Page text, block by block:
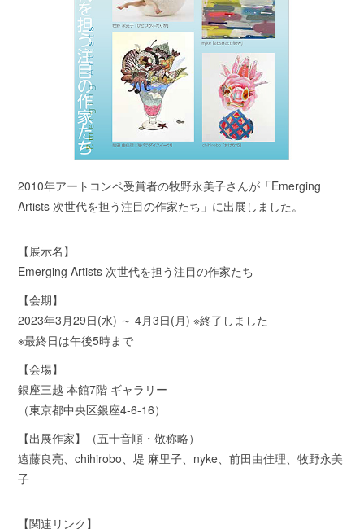
2010年アートコンペ受賞者の牧野永美子さんが「Emerging
Artists 次世代を担う注目の作家たち」に出展しました。
【展示名】
Emerging Artists 次世代を担う注目の作家たち
【会期】
2023年3月29日(水) ～ 4月3日(月) ※終了しました
※最終日は午後5時まで
【会場】
銀座三越 本館7階 ギャラリー
（東京都中央区銀座4-6-16）
【出展作家】（五十音順・敬称略）
遠藤良亮、chihirobo、堤 麻里子、nyke、前田由佳理、牧野永美
子
【関連リンク】